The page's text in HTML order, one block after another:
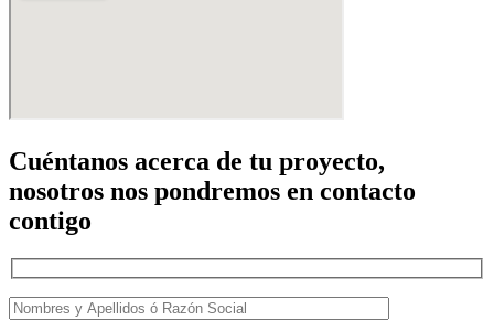
Cuéntanos acerca de tu proyecto,
nosotros nos pondremos en contacto
contigo